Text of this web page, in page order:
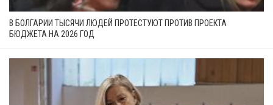
В БОЛГАРИИ ТЫСЯЧИ ЛЮДЕЙ ПРОТЕСТУЮТ ПРОТИВ ПРОЕКТА
БЮДЖЕТА НА 2026 ГОД